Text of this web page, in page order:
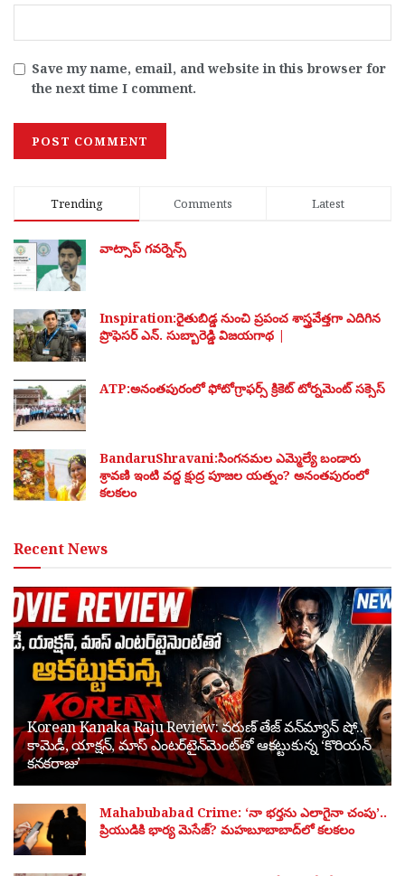
Save my name, email, and website in this browser for
the next time I comment.
Trending Comments Latest
వాట్సాప్ గవర్నెన్స్
Inspiration:రైతుబిడ్డ నుంచి ప్రపంచ శాస్త్రవేత్తగా ఎదిగిన
ప్రొఫెసర్ ఎన్. సుబ్బారెడ్డి విజయగాథ |
ATP:అనంతపురంలో ఫోటోగ్రాఫర్స్ క్రికెట్ టోర్నమెంట్ సక్సెస్
BandaruShravani:సింగనమల ఎమ్మెల్యే బండారు
శ్రావణి ఇంటి వద్ద క్షుద్ర పూజల యత్నం? అనంతపురంలో
కలకలం
Recent News
Korean Kanaka Raju Review: వరుణ్ తేజ్ వన్‌మ్యాన్ షో..
కామెడీ, యాక్షన్, మాస్ ఎంటర్‌టైన్‌మెంట్‌తో ఆకట్టుకున్న ‘కొరియన్
కనకరాజు’
Mahabubabad Crime: ‘నా భర్తను ఎలాగైనా చంపు’..
ప్రియుడికి భార్య మెసేజ్? మహబూబాబాద్‌లో కలకలం